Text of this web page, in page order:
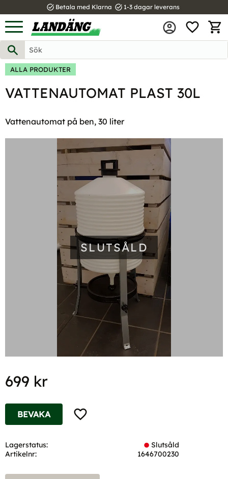
Meny
task_alt Betala med Klarna task_alt 1-3 dagar leverans
ALLA PRODUKTER
VATTENAUTOMAT PLAST 30L
Vattenautomat på ben, 30 liter
SLUTSÅLD
699 kr
Lägg till i favoriter
BEVAKA
Lagerstatus
Slutsåld
Artikelnr
1646700230